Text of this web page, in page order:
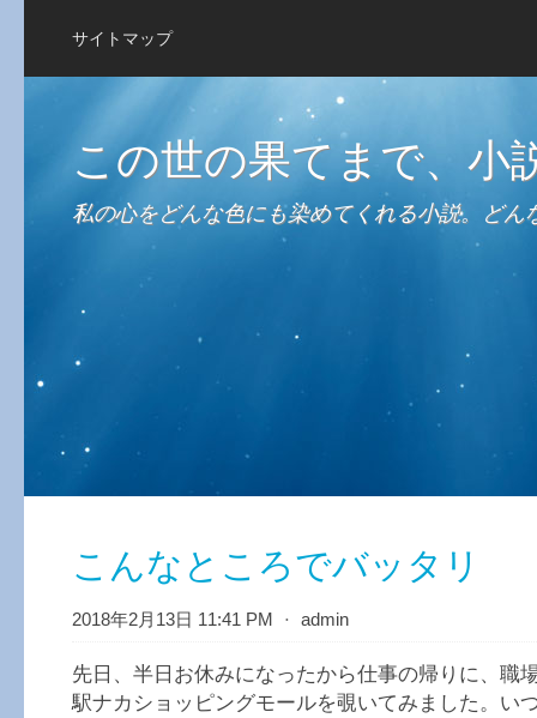
サイトマップ
この世の果てまで、小
私の心をどんな色にも染めてくれる小説。ど
こんなところでバッタリ
2018年2月13日 11:41 PM ⋅ admin
先日、半日お休みになったから仕事の帰りに、職
駅ナカショッピングモールを覗いてみました。い